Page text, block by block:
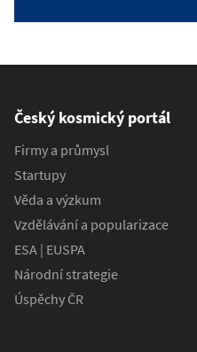
Český kosmický portál
Firmy a průmysl
Startupy
Věda a výzkum
Vzdělávání a popularizace
ESA | EUSPA
Národní strategie
Úspěchy ČR